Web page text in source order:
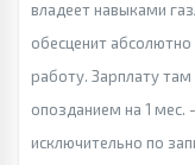
владеет навыками
обесценит
работу. Зарплату там
опозданием на 1 мес.
исключительно по